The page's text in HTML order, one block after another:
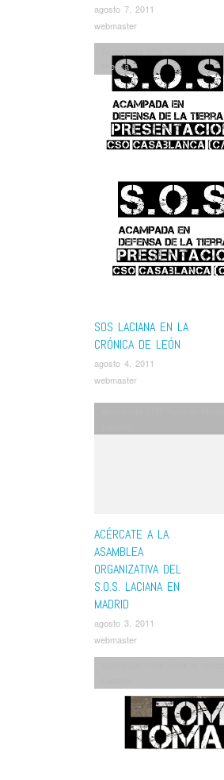
agosto 7, 2011
webmaster
SOS LACIANA EN LA
CRÓNICA DE LEÓN
agosto 4, 2011
webmaster
Prensa
ACÉRCATE A LA
ASAMBLEA
ORGANIZATIVA DEL
S.O.S. LACIANA EN
MADRID
agosto 3, 2011
webmaster